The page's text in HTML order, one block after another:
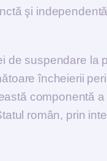
şi
de suspendare la
încheierii
componentă a
român, prin